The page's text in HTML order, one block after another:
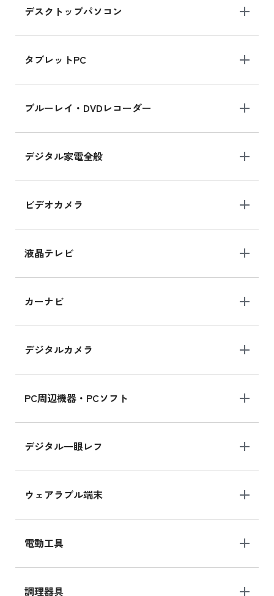
デスクトップパソコン
タブレットPC
ブルーレイ・DVDレコーダー
デジタル家電全般
ビデオカメラ
液晶テレビ
カーナビ
デジタルカメラ
PC周辺機器・PCソフト
デジタル一眼レフ
ウェアラブル端末
電動工具
調理器具
iPad mini シリーズ 2024
iPad mini 8.3インチ の新品買取価格
iPhone 16 シリーズ
iPhone 16 の新品買取価格
iPad Air 11インチ シリーズ
iPad Air 11インチ の新品買取価格
iPhone 15 128GB シリーズ
iPhone 15 128GB の新品買取価格
MK2K3J/Aの新品買取価格はこちら